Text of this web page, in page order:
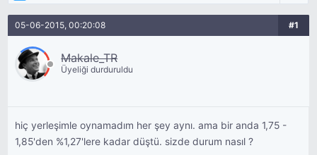
05-06-2015, 00:20:08 #1
Makale_TR
Üyeliği durduruldu
hiç yerleşimle oynamadım her şey aynı. ama bir anda 1,75 -
1,85'den %1,27'lere kadar düştü. sizde durum nasıl ?